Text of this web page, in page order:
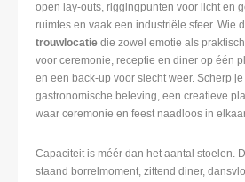
open lay-outs, riggingpunten voor licht en
ruimtes en vaak een industriële sfeer. Wie
trouwlocatie die zowel emotie als
voor ceremonie, receptie en diner op één
en een back-up voor slecht weer. Scherp
gastronomische beleving, een creatieve
waar ceremonie en feest naadloos in
Capaciteit is méér dan het aantal stoelen.
staand borrelmoment, zittend diner,